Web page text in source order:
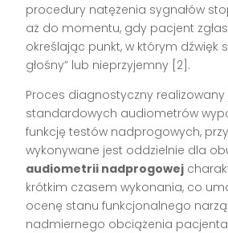
procedury natężenia sygnałów
aż do momentu, gdy pacjent
określając punkt, w którym dźwięk
głośny” lub nieprzyjemny [2].
Proces diagnostyczny
standardowych audiometrów
funkcję testów nadprogowych,
wykonywane jest oddzielnie dla
audiometrii nadprogowej
krótkim czasem wykonania, co
ocenę stanu funkcjonalnego
nadmiernego obciążenia